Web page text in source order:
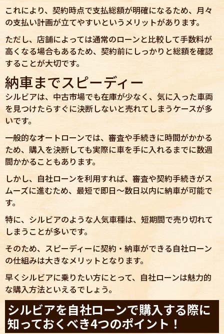
これにより、契約時点で支払総額が明確になるため、月々
の支払い計画が立てやすいというメリットがあります。
ただし、店舗によっては通常のローンと比較して手数料が
高くなる場合もあるため、契約前にしっかりと総額を確認
することが大切です。
納車までスピーディー
シルビアは、中古市場でも在庫が少なく、気に入った車両
を見つけたらすぐに決断しないと売れてしまうケースが多
いです。
一般的なオートローンでは、審査や手続きに時間がかかる
ため、購入を決断しても実際に車を手に入れるまでに数週
間かかることもあります。
しかし、自社ローンを利用すれば、審査や契約手続きがス
ムーズに進むため、最短で即日〜数日以内に納車が可能で
す。
特に、シルビアのような人気車種は、短期間で売り切れて
しまうことが多いです。
そのため、スピーディーに契約・納車ができる自社ローン
の仕組みは大きなメリットとなります。
早くシルビアに乗りたい方にとって、自社ローンは魅力的
な購入方法といえるでしょう。
シルビアを自社ローンで購入する際に
知っておくべき4つのポイント！